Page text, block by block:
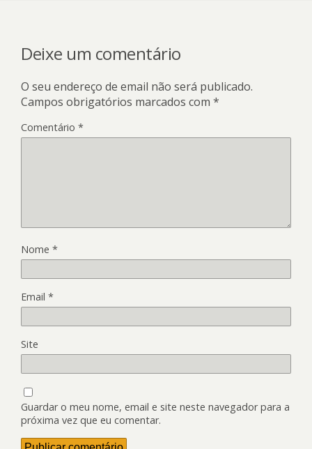
Deixe um comentário
O seu endereço de email não será publicado.
Campos obrigatórios marcados com *
Comentário *
Nome *
Email *
Site
Guardar o meu nome, email e site neste navegador para a
próxima vez que eu comentar.